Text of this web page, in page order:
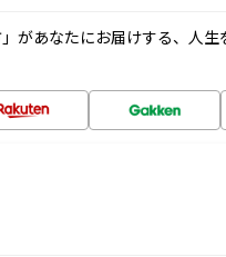
があなたにお届けする、人生